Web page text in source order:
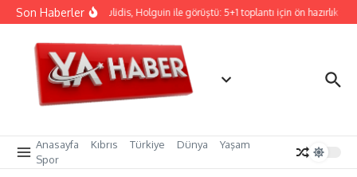
İçeriğe atla
Son HaberlerHristodulidis, Holguin ile görüştü: 5+1 toplantı için ön hazırlık
Anasayfa Kıbrıs Türkiye Dünya
Yaşam
Spor